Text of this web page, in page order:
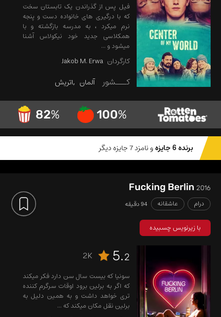
فیل پس از گذراندن یک تابستان سخت
که با درگیری های خانواده دست و پنجه
نرم میکرد ، به مدرسه بازگشته و با
همکلاسی جدید خود نیکولاس آشنا
میشود و ...
کارگردان Jakob M. Erwa
کـــشور آلمان اتریش
100%
82%
برنده 6 جایزه و نامزد 7 جایزه دیگر
Fucking Berlin2016
درام عاشقانه 94 دقیقه
با زیرنویس چسبیده
5.2
2K
سونیا که بیست سال سن دارد فکر میکند
که اگر به برلین برود اوقات سرگرم کننده
تری خواهد داشت و به همین دلیل به
برلین نقل مکان میکند که ...